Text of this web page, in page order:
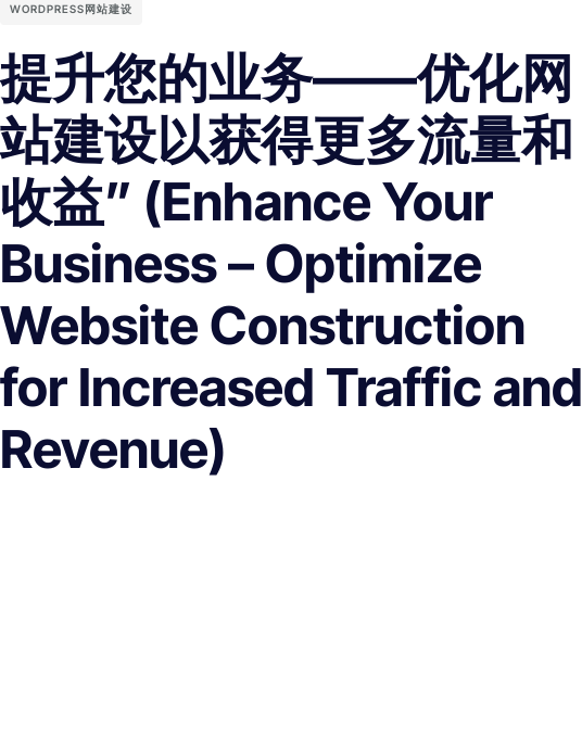
WORDPRESS网站建设
提升您的业务——优化网
站建设以获得更多流量和
收益” (Enhance Your
Business – Optimize
Website Construction
for Increased Traffic and
Revenue)